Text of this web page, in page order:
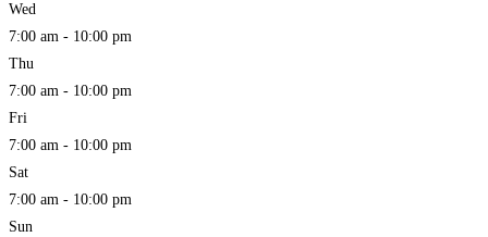
Wed
7:00 am - 10:00 pm
Thu
7:00 am - 10:00 pm
Fri
7:00 am - 10:00 pm
Sat
7:00 am - 10:00 pm
Sun